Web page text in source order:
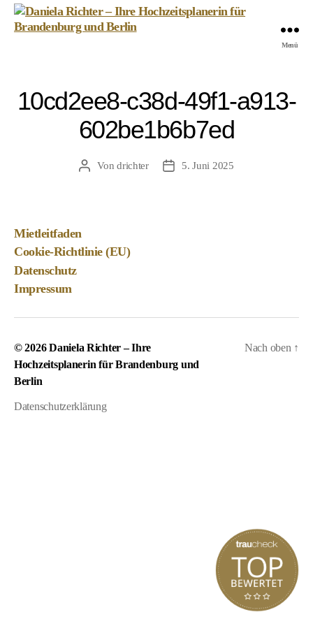
Hochzeitsplanerin
Brandenburg
Menü
10cd2ee8-c38d-49f1-a913-
602be1b6b7ed
Beitragsautor
Vondrichter Veröffentlichungsdatum
5. Juni 2025
Mietleitfaden
Cookie-Richtlinie (EU)
Datenschutz
Impressum
© 2026Daniela Richter – Ihre
Hochzeitsplanerin für Brandenburg und
Berlin
Datenschutzerklärung
Nach oben ↑